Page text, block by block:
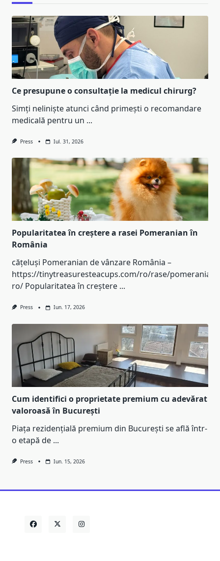
Ce presupune o consultație la medicul chirurg?
Simți neliniște atunci când primești o recomandare
medicală pentru un ...
Press Iul. 31, 2026
Popularitatea în creștere a rasei Pomeranian în
România
cățeluși Pomeranian de vânzare România –
https://tinytreasuresteacups.com/ro/rase/pomeranian-
ro/ Popularitatea în creștere ...
Press Iun. 17, 2026
Cum identifici o proprietate premium cu adevărat
valoroasă în București
Piața rezidențială premium din București se află într-
o etapă de ...
Press Iun. 15, 2026